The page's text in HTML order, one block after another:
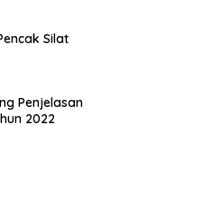
Silat
Penjelasan
2022